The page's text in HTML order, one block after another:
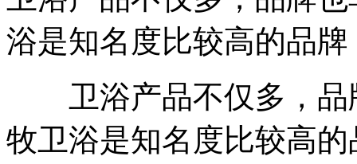
浴是知名度比较高的品
卫浴产品不仅多，品
牧卫浴是知名度比较高